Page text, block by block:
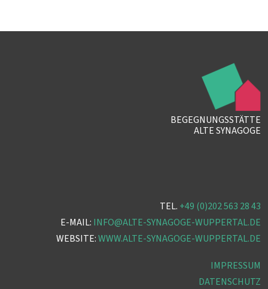
BEGEGNUNGSSTÄTTE
ALTE SYNAGOGE
TEL. +49 (0)202 563 28 43
E-MAIL: INFO@ALTE-SYNAGOGE-WUPPERTAL.DE
WEBSITE:WWW.ALTE-SYNAGOGE-WUPPERTAL.DE
IMPRESSUM
DATENSCHUTZ